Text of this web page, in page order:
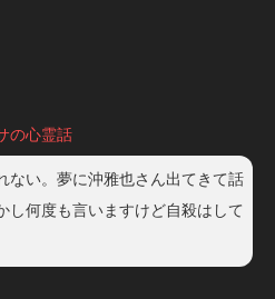
の心霊話
ない。夢に沖雅也さん出てきて話
し何度も言いますけど自殺はして